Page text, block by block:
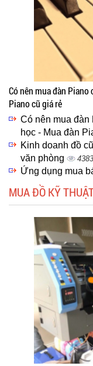
Có nên mua đàn
Piano cũ giá rẻ
Có nên mua
học - Mua đàn
Kinh doanh đồ
văn phòng
4383
Ứng dụng mua
MUA ĐỒ KỸ